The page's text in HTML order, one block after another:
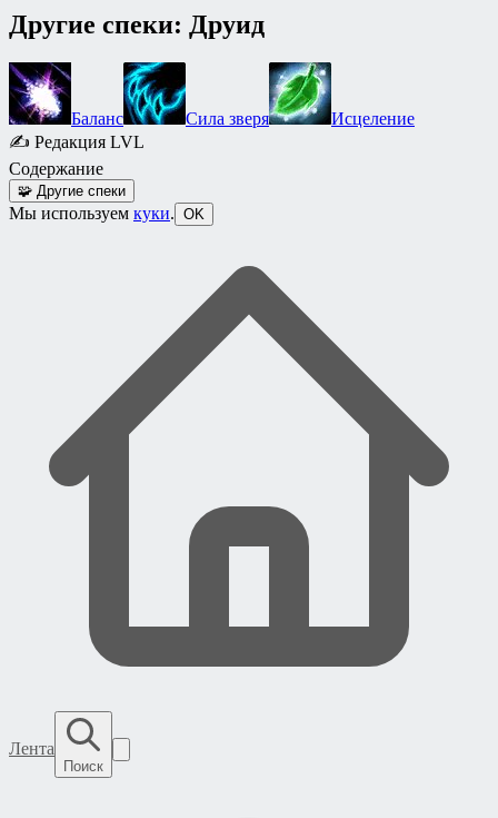
Другие спеки: Друид
Баланс Сила зверя
Исцеление
✍ Редакция LVL
Содержание
🧩 Другие спеки
Мы используем куки. OK
Лента
Поиск